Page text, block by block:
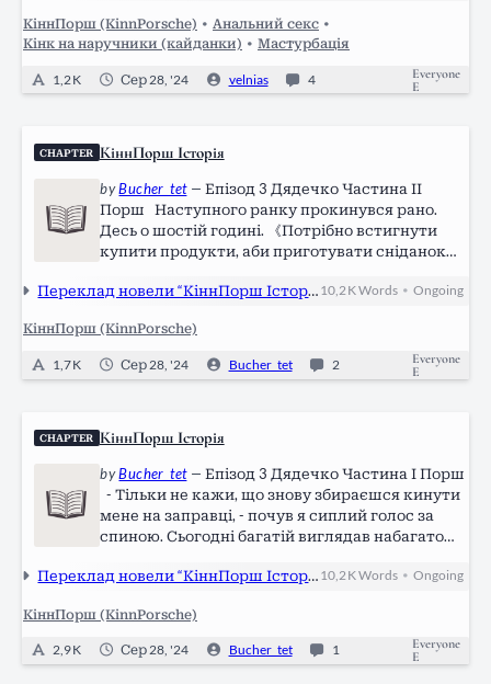
КіннПорш (KinnPorsche) • Анальний секс •
Кінк на наручники (кайданки) • Мастурбація
1,2 K Сер 28, '24 velnias 4
Everyone
E
CHAPTER КіннПорш Історія
byBucher_tet— Епізод 3 Дядечко Частина ІІ
Порш Наступного ранку прокинувся рано.
Десь о шостій годині. 《Потрібно встигнути
купити продукти, аби приготувати сніданок
"прокинувся". Я тупо не спав усю ніч, бо не зміг
Переклад новели “КіннПорш Історія” за авторством Daemi 10,2 KWords •Ongoing
КіннПорш (KinnPorsche)
1,7 K Сер 28, '24 Bucher_tet 2
Everyone
E
CHAPTER КіннПорш Історія
byBucher_tet— Епізод 3 Дядечко Частина І Порш
- Тільки не кажи, що знову збираєшся кинути
мене на заправці, - почув я сиплий голос за
спиною. Сьогодні багатій виглядав набагато
та свіжі синці, загалом, усе було не так
Переклад новели “КіннПорш Історія” за авторством Daemi 10,2 KWords •Ongoing
КіннПорш (KinnPorsche)
2,9 K Сер 28, '24 Bucher_tet 1
Everyone
E